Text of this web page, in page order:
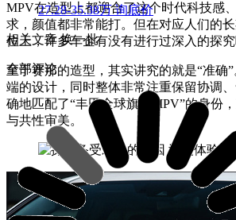
MPV在造型上都迎合了这个时代科技感
求，颜值都非常能打。但在对应人们的
位上，许多车企有没有进行过深入的探究
至于赛那的造型，其实讲究的就是“准确
端的设计，同时整体非常注重保留协调
确地匹配了“丰田全球旗舰MPV”的身份
与共性审美。
27.28-35.38万 询底价
相关文章换一批
全部评论